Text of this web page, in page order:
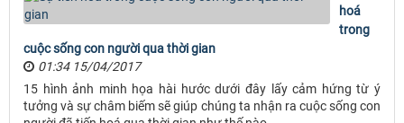
hoá
trong
cuộc sống con người qua thời gian
01:34 15/04/2017
15 hình ảnh minh họa hài hước dưới đây lấy cảm hứng từ ý
tưởng và sự châm biếm sẽ giúp chúng ta nhận ra cuộc sống con